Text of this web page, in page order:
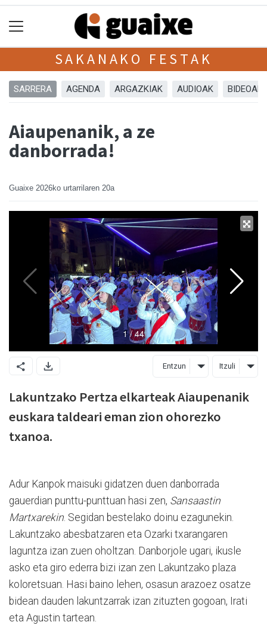
SAKANAKO FESTAK
SARRERA AGENDA ARGAZKIAK AUDIOAK BIDEOAK
Aiaupenanik, a ze
danborrada!
Guaixe 2026ko urtarrilaren 20a
Entzun Itzuli
Lakuntzako Pertza elkarteak Aiaupenanik
euskara taldeari eman zion ohorezko
txanoa.
Adur Kanpok maisuki gidatzen duen danborrada
gauerdian punttu-punttuan hasi zen, Sansaastin
Martxarekin. Segidan bestelako doinu ezagunekin.
Lakuntzako abesbatzaren eta Ozarki txarangaren
laguntza izan zuen oholtzan. Danborjole ugari, ikusle
asko eta giro ederra bizi izan zen Lakuntzako plaza
koloretsuan. Hasi baino lehen, osasun arazoez osatze
bidean dauden lakuntzarrak izan zituzten gogoan, Irati
eta Agustin tartean.